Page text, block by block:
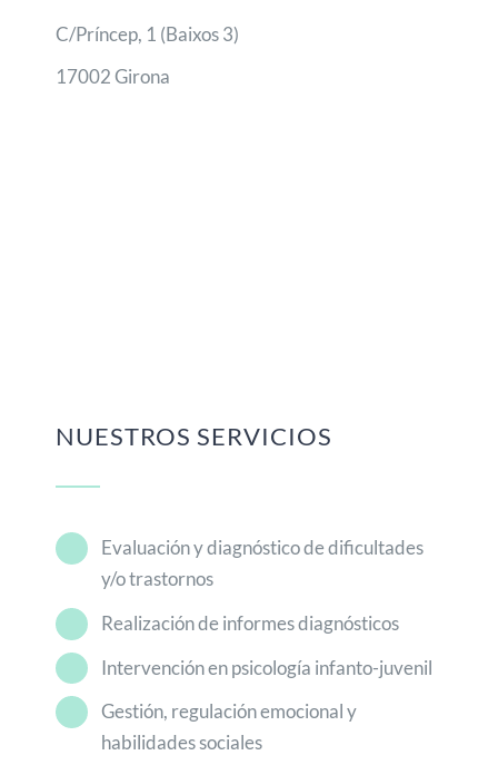
C/Príncep, 1 (Baixos 3)
17002 Girona
NUESTROS SERVICIOS
Evaluación y diagnóstico de dificultades
y/o trastornos
Realización de informes diagnósticos
Intervención en psicología infanto-juvenil
Gestión, regulación emocional y
habilidades sociales